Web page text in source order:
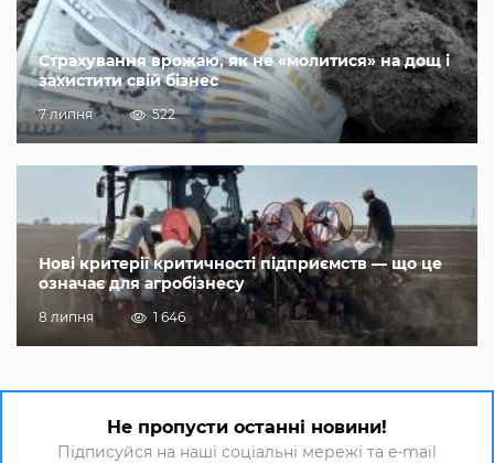
Страхування врожаю, як не «молитися» на дощ і
захистити свій бізнес
7 липня 522
Нові критерії критичності підприємств — що це
означає для агробізнесу
8 липня 1 646
Не пропусти останні новини!
Підписуйся на наші соціальні мережі та e-mail